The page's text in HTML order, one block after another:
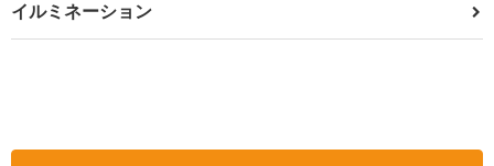
イルミネーション